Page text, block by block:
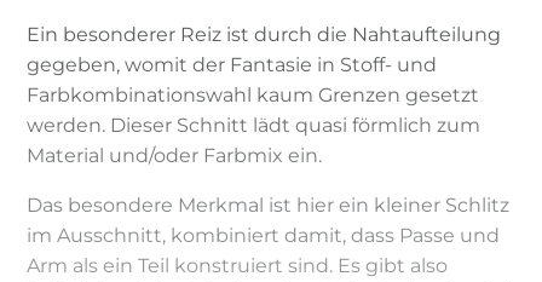
Ein besonderer Reiz ist durch die Nahtaufteilung
gegeben, womit der Fantasie in Stoff- und
Farbkombinationswahl kaum Grenzen gesetzt
werden. Dieser Schnitt lädt quasi förmlich zum
Material und/oder Farbmix ein.
Das besondere Merkmal ist hier ein kleiner Schlitz
im Ausschnitt, kombiniert damit, dass Passe und
Arm als ein Teil konstruiert sind. Es gibt also